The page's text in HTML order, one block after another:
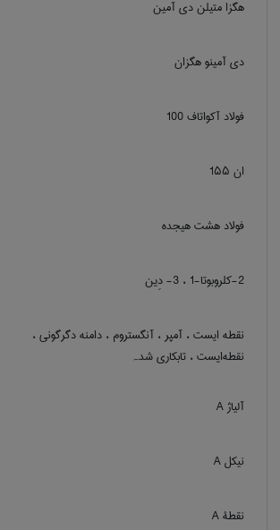
هگزا متیلن دی آمین
دی آمینو هگزان
فولاد آکواتاف 100
ان 1۵۵
فولاد هشت هیجده
2-کلروبوتا-1 ، 3- دِین
نقطه ایست ، آمپر ، آنگستروم ، دامنه دگرگونی ،
نقطه‌ایست ، تابکاری شدہ
آلیاژ A
نیکل A
نقطۀ A